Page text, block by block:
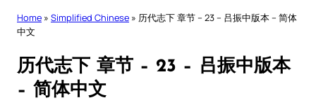
Home » Simplified Chinese » 历代志下 章节 – 23 – 吕振中版本 – 简体
中文
历代志下 章节 – 23 – 吕振中版本
– 简体中文